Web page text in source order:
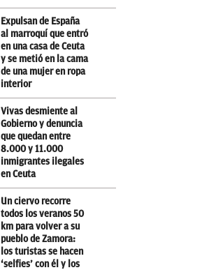
Expulsan de España
al marroquí que entró
en una casa de Ceuta
y se metió en la cama
de una mujer en ropa
interior
Vivas desmiente al
Gobierno y denuncia
que quedan entre
8.000 y 11.000
inmigrantes ilegales
en Ceuta
Un ciervo recorre
todos los veranos 50
km para volver a su
pueblo de Zamora:
los turistas se hacen
‘selfies’ con él y los